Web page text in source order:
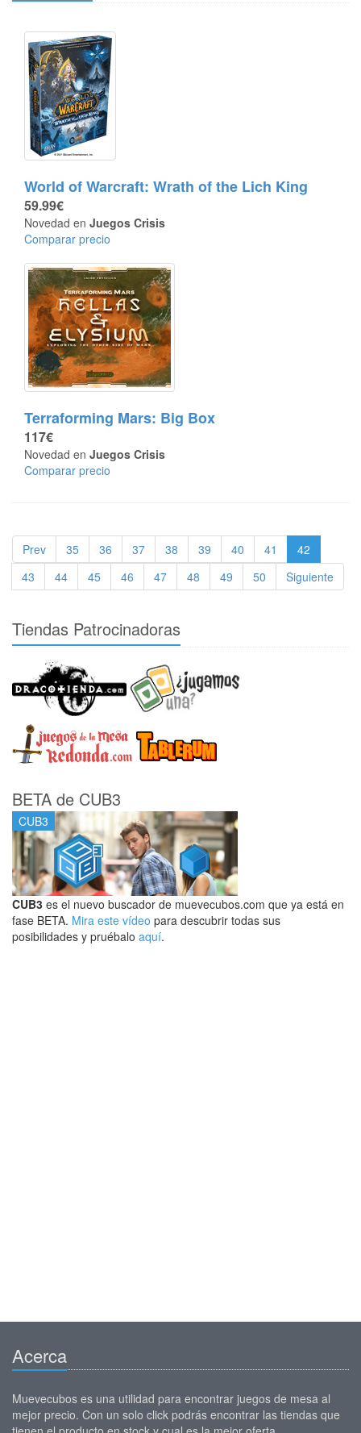
World of Warcraft: Wrath of the Lich King
59.99€
Novedad en Juegos Crisis
Comparar precio
Terraforming Mars: Big Box
117€
Novedad en Juegos Crisis
Comparar precio
Prev 35 36 37 38 39 40 41
42
43
44 45 46 47 48 49 50 Siguiente
Tiendas Patrocinadoras
BETA de CUB3
CUB3
CUB3 es el nuevo buscador de muevecubos.com que ya está en
fase BETA. Mira este vídeo para descubrir todas sus
posibilidades y pruébalo aquí.
Acerca
Muevecubos es una utilidad para encontrar juegos de mesa al
mejor precio. Con un solo click podrás encontrar las tiendas que